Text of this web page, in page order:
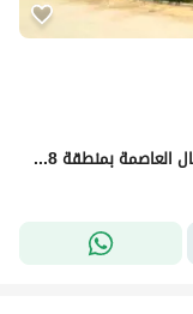
شقة 3 غرف للبيع بمقدم 565الف في سيتي اوفال العاصمة بمنطقة R8 بجوار النهر الاخضر